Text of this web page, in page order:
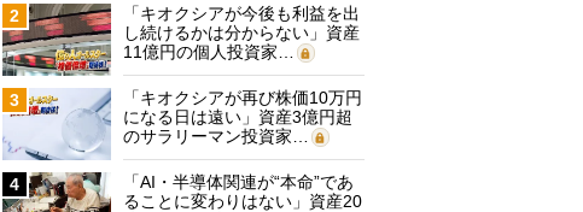
2
「キオクシアが今後も利益を出
し続けるかは分からない」資産
11億円の個人投資家…
3
「キオクシアが再び株価10万円
になる日は遠い」資産3億円超
のサラリーマン投資家…
4
「AI・半導体関連が“本命”であ
ることに変わりはない」資産20